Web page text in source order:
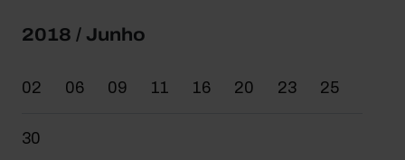
2018 / Junho
02 06 09 11 16 20 23 25
30